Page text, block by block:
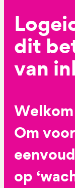
dit
van
Om
op